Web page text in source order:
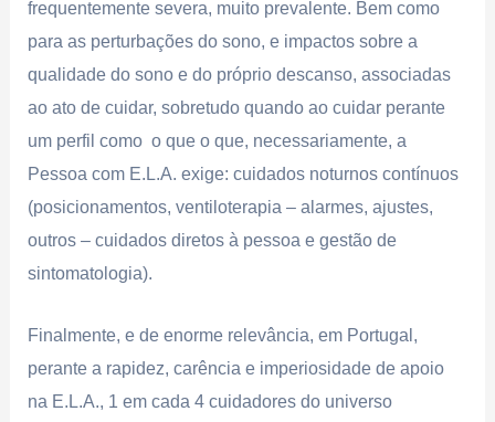
frequentemente severa, muito prevalente. Bem como
para as perturbações do sono, e impactos sobre a
qualidade do sono e do próprio descanso, associadas
ao ato de cuidar, sobretudo quando ao cuidar perante
um perfil como o que o que, necessariamente, a
Pessoa com E.L.A. exige: cuidados noturnos contínuos
(posicionamentos, ventiloterapia – alarmes, ajustes,
outros – cuidados diretos à pessoa e gestão de
sintomatologia).
Finalmente, e de enorme relevância, em Portugal,
perante a rapidez, carência e imperiosidade de apoio
na E.L.A., 1 em cada 4 cuidadores do universo